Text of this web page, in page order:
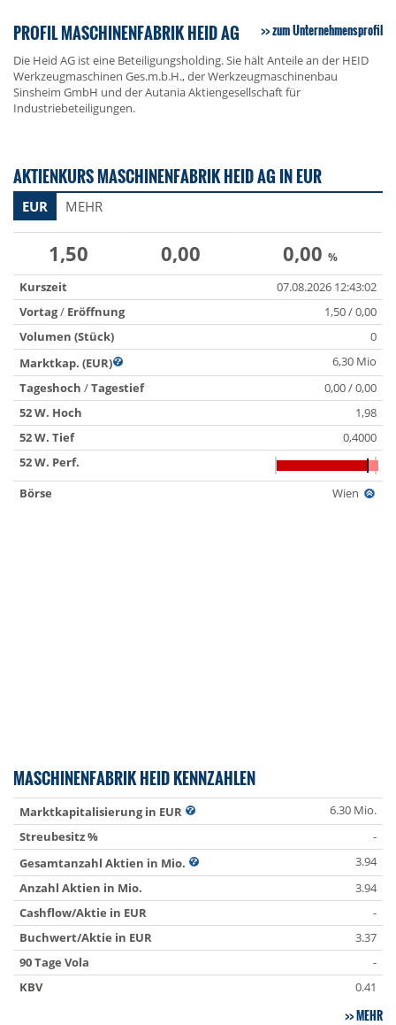
PROFIL MASCHINENFABRIK HEID AG zum Unternehmensprofil
Die Heid AG ist eine Beteiligungsholding. Sie hält Anteile an der HEID
Werkzeugmaschinen Ges.m.b.H., der Werkzeugmaschinenbau
Sinsheim GmbH und der Autania Aktiengesellschaft für
Industriebeteiligungen.
AKTIENKURS MASCHINENFABRIK HEID AG IN EUR
EUR MEHR
1,50 0,00 0,00 %
Kurszeit
07.08.2026 12:43:02
Vortag/ Eröffnung
1,50 / 0,00
Volumen (Stück)
0
Marktkap. (EUR)
6,30 Mio
Tageshoch /Tagestief
0,00 / 0,00
52 W. Hoch
1,98
52 W. Tief
0,4000
52 W. Perf.
Börse
Wien
MASCHINENFABRIK HEID KENNZAHLEN
Marktkapitalisierung in EUR
6.30 Mio.
Streubesitz %
-
Gesamtanzahl Aktien in Mio.
3.94
Anzahl Aktien in Mio.
3.94
Cashflow/Aktie in EUR
-
Buchwert/Aktie in EUR
3.37
90 Tage Vola
-
KBV
0.41
MEHR